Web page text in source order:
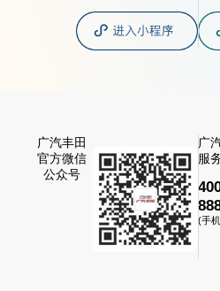
广汽丰田
官方微信
公众号
广
服
(手